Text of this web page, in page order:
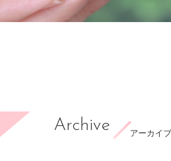
Archive アーカイブ